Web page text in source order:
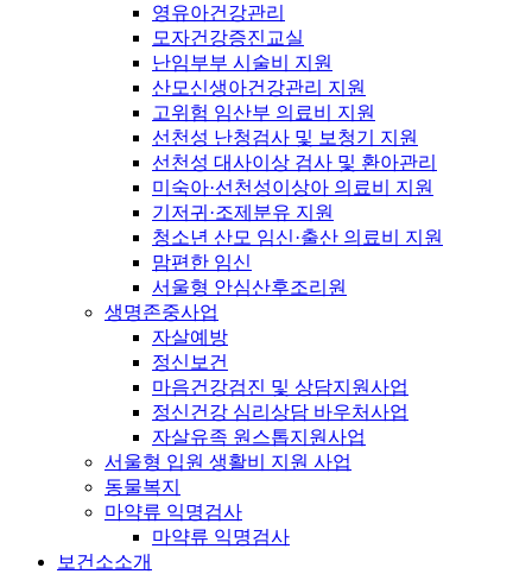
영유아건강관리
모자건강증진교실
난임부부 시술비 지원
산모신생아건강관리 지원
고위험 임산부 의료비 지원
선천성 난청검사 및 보청기 지원
선천성 대사이상 검사 및 환아관리
미숙아·선천성이상아 의료비 지원
기저귀·조제분유 지원
청소년 산모 임신·출산 의료비 지원
맘편한 임신
서울형 안심산후조리원
생명존중사업
자살예방
정신보건
마음건강검진 및 상담지원사업
정신건강 심리상담 바우처사업
자살유족 원스톱지원사업
서울형 입원 생활비 지원 사업
동물복지
마약류 익명검사
마약류 익명검사
보건소소개